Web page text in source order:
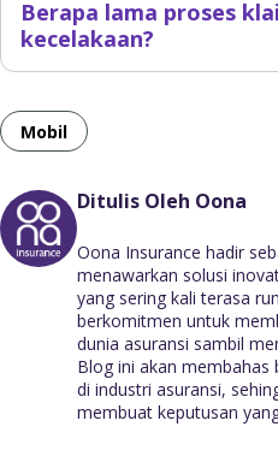
Berapa lama proses
kecelakaan?
Mobil
Ditulis Oleh Oona
Oona Insurance hadir
menawarkan solusi
yang sering kali terasa
berkomitmen untuk
dunia asuransi sambil
Blog ini akan membahas
di industri asuransi,
membuat keputusan